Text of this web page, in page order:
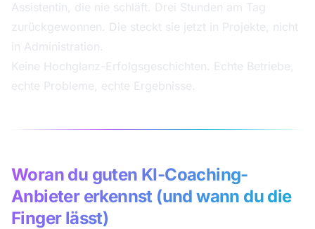
Assistentin, die nie schläft. Drei Stunden am Tag
zurückgewonnen. Die steckt sie jetzt in Projekte, nicht
in Administration.
Keine Hochglanz-Erfolgsgeschichten. Echte Betriebe,
echte Probleme, echte Ergebnisse.
Woran du guten KI-Coaching-
Anbieter erkennst (und wann du die
Finger lässt)